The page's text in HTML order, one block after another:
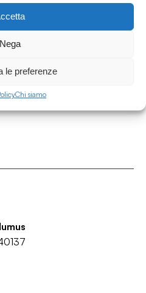
Nega
le preferenze
Chi siamo
w/ Hancy & Mayo